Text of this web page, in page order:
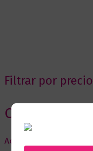
Filtrar por precio
Categorias
Actualidad